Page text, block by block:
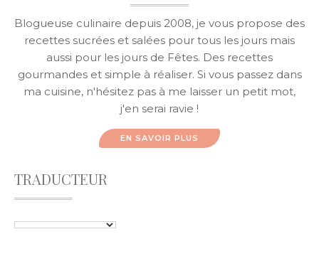
Blogueuse culinaire depuis 2008, je vous propose des
recettes sucrées et salées pour tous les jours mais
aussi pour les jours de Fêtes. Des recettes
gourmandes et simple à réaliser. Si vous passez dans
ma cuisine, n'hésitez pas à me laisser un petit mot,
j'en serai ravie !
EN SAVOIR PLUS
TRADUCTEUR